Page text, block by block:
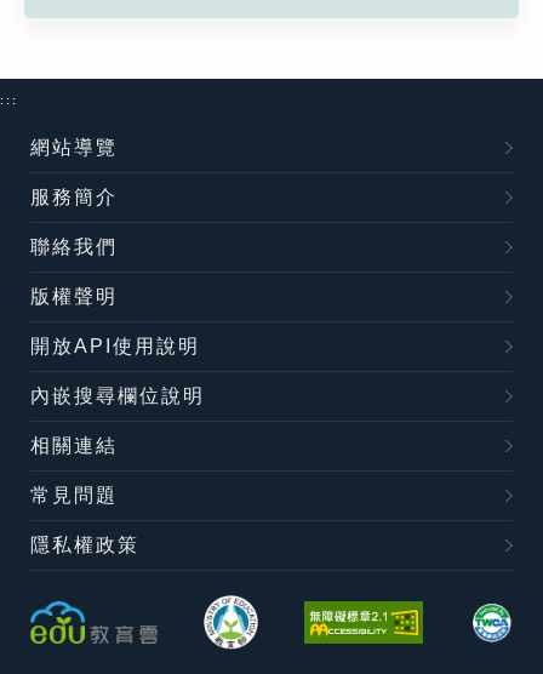
:::
網站導覽
服務簡介
聯絡我們
版權聲明
開放API使用說明
內嵌搜尋欄位說明
相關連結
常見問題
隱私權政策